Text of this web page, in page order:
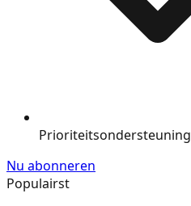
Prioriteitsondersteuning
Nu abonneren
Populairst